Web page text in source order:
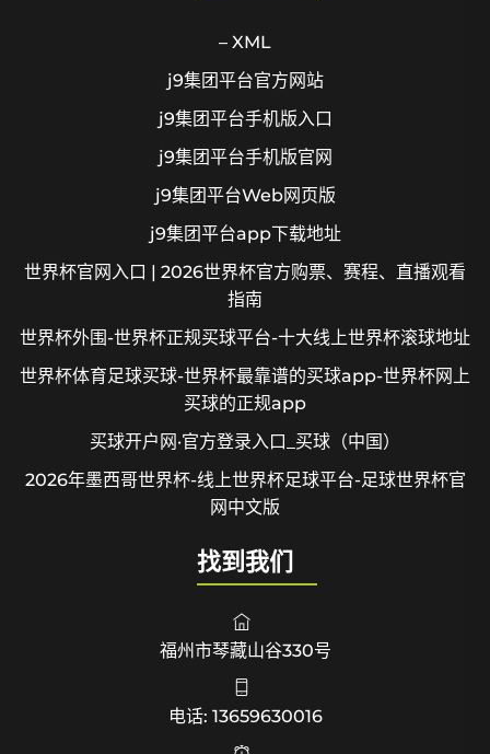
– XML
j9集团平台官方网站
j9集团平台手机版入口
j9集团平台手机版官网
j9集团平台Web网页版
j9集团平台app下载地址
世界杯官网入口 | 2026世界杯官方购票、赛程、直播观看
指南
世界杯外围-世界杯正规买球平台-十大线上世界杯滚球地址
世界杯体育足球买球-世界杯最靠谱的买球app-世界杯网上
买球的正规app
买球开户网·官方登录入口_买球（中国）
2026年墨西哥世界杯-线上世界杯足球平台-足球世界杯官
网中文版
找到我们
福州市琴藏山谷330号
电话: 13659630016